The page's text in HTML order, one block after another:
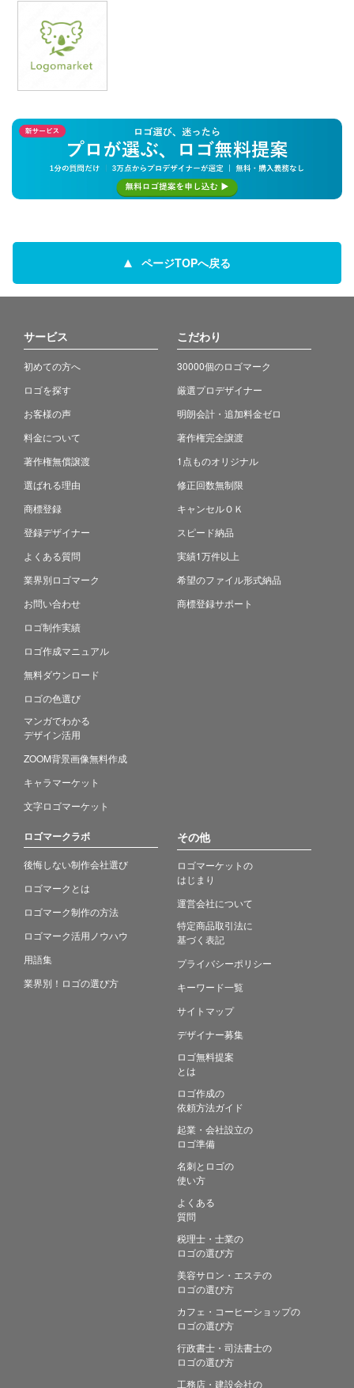
ページTOPへ戻る
サービス
初めての方へ
ロゴを探す
お客様の声
料金について
著作権無償譲渡
選ばれる理由
商標登録
登録デザイナー
よくある質問
業界別ロゴマーク
お問い合わせ
ロゴ制作実績
ロゴ作成マニュアル
無料ダウンロード
ロゴの色選び
マンガでわかる
デザイン活用
ZOOM背景画像無料作成
キャラマーケット
文字ロゴマーケット
こだわり
30000個のロゴマーク
厳選プロデザイナー
明朗会計・追加料金ゼロ
著作権完全譲渡
1点ものオリジナル
修正回数無制限
キャンセルＯＫ
スピード納品
実績1万件以上
希望のファイル形式納品
商標登録サポート
ロゴマークラボ
後悔しない制作会社選び
ロゴマークとは
ロゴマーク制作の方法
ロゴマーク活用ノウハウ
用語集
業界別！ロゴの選び方
その他
ロゴマーケットの
はじまり
運営会社について
特定商品取引法に
基づく表記
プライバシーポリシー
キーワード一覧
サイトマップ
デザイナー募集
ロゴ無料提案
とは
ロゴ作成の
依頼方法ガイド
起業・会社設立の
ロゴ準備
名刺とロゴの
使い方
よくある
質問
税理士・士業の
ロゴの選び方
美容サロン・エステの
ロゴの選び方
カフェ・コーヒーショップの
ロゴの選び方
行政書士・司法書士の
ロゴの選び方
工務店・建設会社の